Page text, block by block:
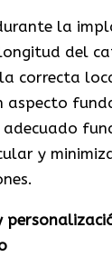
la
del
correcta
aspecto
adecuado
y